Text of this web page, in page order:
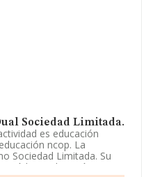
Sociedad Limitada.
es educación
ncop. La
Sociedad Limitada. Su
código 'Educación